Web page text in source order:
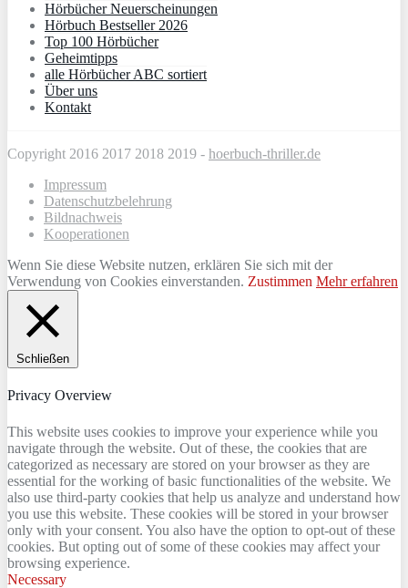
Hörbücher Neuerscheinungen
Hörbuch Bestseller 2026
Top 100 Hörbücher
Geheimtipps
alle Hörbücher ABC sortiert
Über uns
Kontakt
Copyright 2016 2017 2018 2019 - hoerbuch-thriller.de
Impressum
Datenschutzbelehrung
Bildnachweis
Kooperationen
Wenn Sie diese Website nutzen, erklären Sie sich mit der
Verwendung von Cookies einverstanden. Zustimmen Mehr erfahren
Schließen
Privacy Overview
This website uses cookies to improve your experience while you
navigate through the website. Out of these, the cookies that are
categorized as necessary are stored on your browser as they are
essential for the working of basic functionalities of the website. We
also use third-party cookies that help us analyze and understand how
you use this website. These cookies will be stored in your browser
only with your consent. You also have the option to opt-out of these
cookies. But opting out of some of these cookies may affect your
browsing experience.
Necessary